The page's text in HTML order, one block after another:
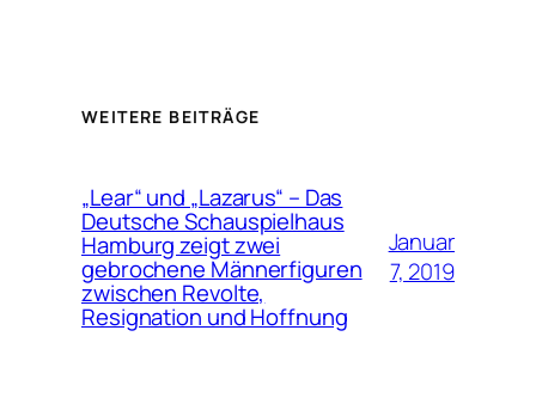
WEITERE BEITRÄGE
„Lear“ und „Lazarus“ – Das
Deutsche Schauspielhaus
Hamburg zeigt zwei
gebrochene Männerfiguren
zwischen Revolte,
Resignation und Hoffnung
Januar
7, 2019